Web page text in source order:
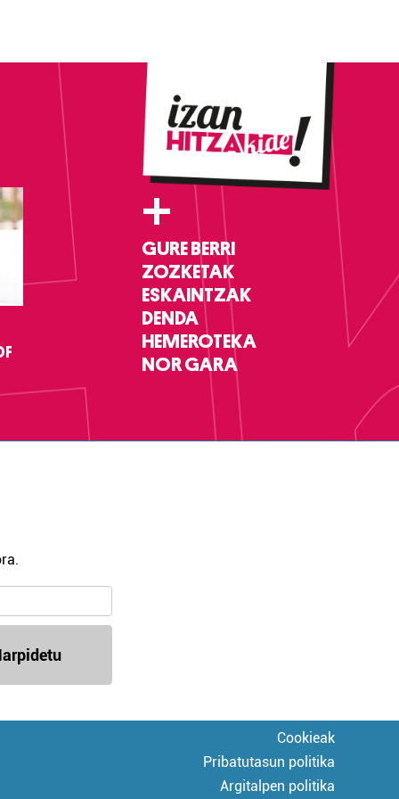
+
GURE BERRI
ZOZKETAK
ESKAINTZAK
DENDA
HEMEROTEKA
NOR GARA
Cookieak
Pribatutasun politika
Argitalpen politika